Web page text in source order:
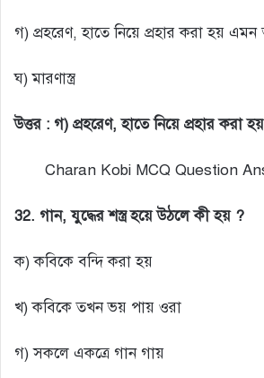
গ) প্রহরেণ, হাতে নিয়ে প্রহার করা হয় এমন
ঘ) মারণাস্ত্র
উত্তর : গ) প্রহরেণ, হাতে নিয়ে প্রহার করা
Charan Kobi MCQ Question
32. গান, যুদ্ধের শস্ত্র হয়ে উঠলে কী হয় ?
ক) কবিকে বন্দি করা হয়
খ) কবিকে তখন ভয় পায় ওরা
গ) সকলে একত্রে গান গায়